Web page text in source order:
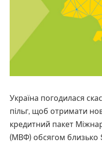
Україна погодилася
пільг, щоб отримати
кредитний пакет
(МВФ) обсягом близько